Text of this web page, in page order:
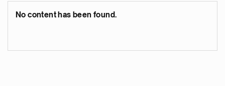
No content has been found.